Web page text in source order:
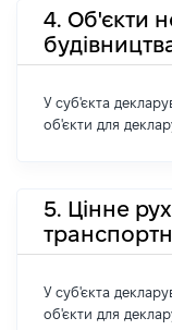
4. Об'єкти
У суб'єкта
об'єкти для
5. Цінне
У суб'єкта
об'єкти для